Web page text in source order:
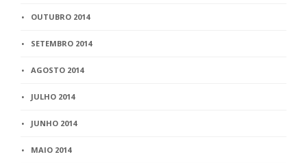
OUTUBRO 2014
SETEMBRO 2014
AGOSTO 2014
JULHO 2014
JUNHO 2014
MAIO 2014